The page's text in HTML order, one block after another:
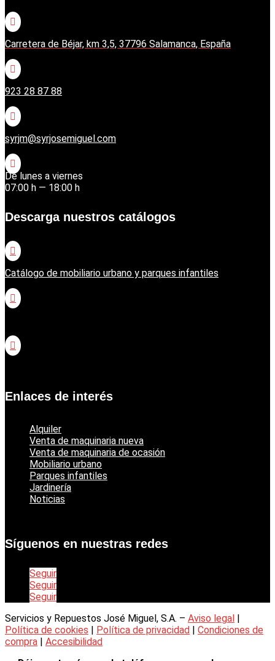

Carretera de Béjar, km 3,5, 37796 Salamanca, España

923 28 87 88

syrjm@syrjosemiguel.com

De lunes a viernes
07:00 h — 18:00 h
Descarga nuestros catálogos

Catálogo de mobiliario urbano y parques infantiles


Enlaces de interés
Alquiler
Venta de maquinaria nueva
Venta de maquinaria de ocasión
Mobiliario urbano
Parques infantiles
Jardinería
Noticias
Síguenos en nuestras redes
Seguir
Seguir
Seguir
Servicios y Repuestos José Miguel, S.A. – Aviso legal |
Política de cookies | Política de privacidad | Condiciones de
compra | Accesibilidad